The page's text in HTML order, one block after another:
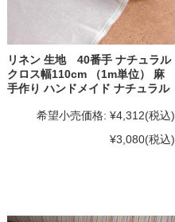
リネン 生地 40番手 ナチュラル
クロス幅110cm （1m単位） 麻
手作り ハンドメイド ナチュラル
希望小売価格: ¥4,312(税込)
¥3,080(税込)